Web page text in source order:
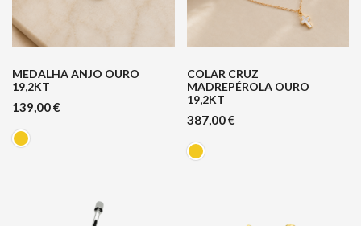
MEDALHA ANJO OURO
19,2KT
139,00€
COLAR CRUZ
MADREPÉROLA OURO
19,2KT
387,00€